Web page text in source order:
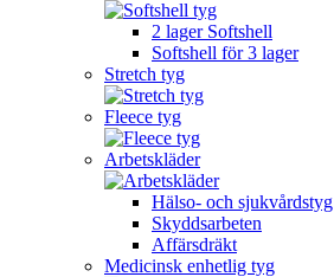
2 lager Softshell
Softshell för 3 lager
Stretch tyg
Fleece tyg
Arbetskläder
Hälso- och sjukvårdstyg
Skyddsarbeten
Affärsdräkt
Medicinsk enhetlig tyg